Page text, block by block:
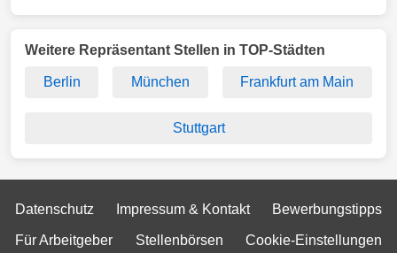
Weitere Repräsentant Stellen in TOP-Städten
Berlin München Frankfurt am Main
Stuttgart
Datenschutz Impressum & Kontakt Bewerbungstipps
Für Arbeitgeber Stellenbörsen Cookie-Einstellungen